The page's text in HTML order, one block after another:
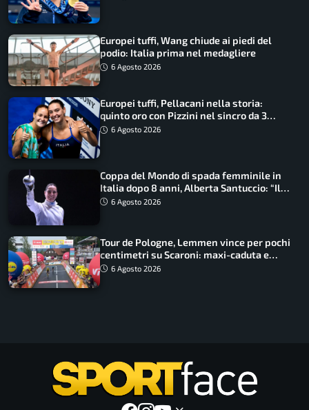
Europei tuffi, Wang chiude ai piedi del
podio: Italia prima nel medagliere
6 Agosto 2026
Europei tuffi, Pellacani nella storia:
quinto oro con Pizzini nel sincro da 3
metri
6 Agosto 2026
Coppa del Mondo di spada femminile in
Italia dopo 8 anni, Alberta Santuccio: “Il
lavoro dà sempre i suoi frutti”
6 Agosto 2026
Tour de Pologne, Lemmen vince per pochi
centimetri su Scaroni: maxi-caduta e
tappa accorciata
6 Agosto 2026